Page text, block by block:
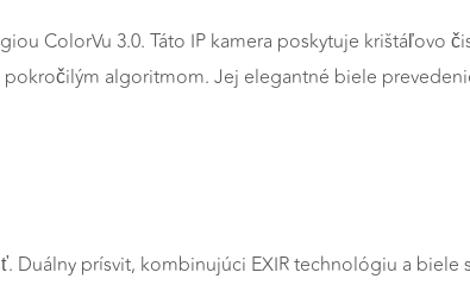
ColorVu 3.0. Táto IP kamera poskytuje krištáľovo
algoritmom. Jej elegantné biele
Duálny prísvit, kombinujúci EXIR technológiu a biele